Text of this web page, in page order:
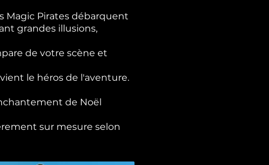
Magic Pirates débarquent
grandes illusions,
de votre scène et
le héros de l'aventure.
de Noël
sur mesure selon